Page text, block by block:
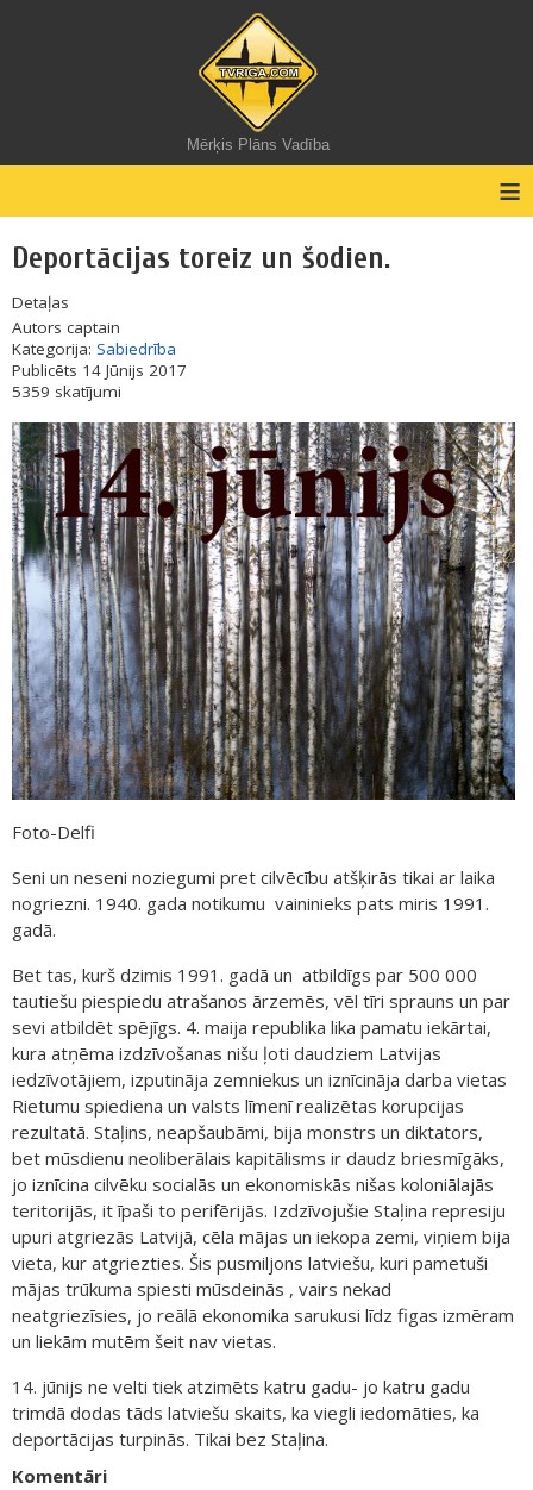
Mērķis Plāns Vadība
≡
Deportācijas toreiz un šodien.
Detaļas
Autors captain
Kategorija: Sabiedrība
Publicēts 14 Jūnijs 2017
5359 skatījumi
Foto-Delfi
Seni un neseni noziegumi pret cilvēcību atšķirās tikai ar laika
nogriezni. 1940. gada notikumu vaininieks pats miris 1991.
gadā.
Bet tas, kurš dzimis 1991. gadā un atbildīgs par 500 000
tautiešu piespiedu atrašanos ārzemēs, vēl tīri sprauns un par
sevi atbildēt spējīgs. 4. maija republika lika pamatu iekārtai,
kura atņēma izdzīvošanas nišu ļoti daudziem Latvijas
iedzīvotājiem, izputināja zemniekus un iznīcināja darba vietas
Rietumu spiediena un valsts līmenī realizētas korupcijas
rezultatā. Staļins, neapšaubāmi, bija monstrs un diktators,
bet mūsdienu neoliberālais kapitālisms ir daudz briesmīgāks,
jo iznīcina cilvēku socialās un ekonomiskās nišas koloniālajās
teritorijās, it īpaši to perifērijās. Izdzīvojušie Staļina represiju
upuri atgriezās Latvijā, cēla mājas un iekopa zemi, viņiem bija
vieta, kur atgriezties. Šis pusmiljons latviešu, kuri pametuši
mājas trūkuma spiesti mūsdeinās , vairs nekad
neatgriezīsies, jo reālā ekonomika sarukusi līdz figas izmēram
un liekām mutēm šeit nav vietas.
14. jūnijs ne velti tiek atzimēts katru gadu- jo katru gadu
trimdā dodas tāds latviešu skaits, ka viegli iedomāties, ka
deportācijas turpinās. Tikai bez Staļina.
Komentāri